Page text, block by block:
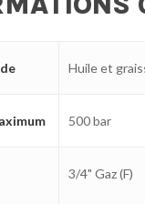
Huile et
500 bar
3/4" Gaz (F)